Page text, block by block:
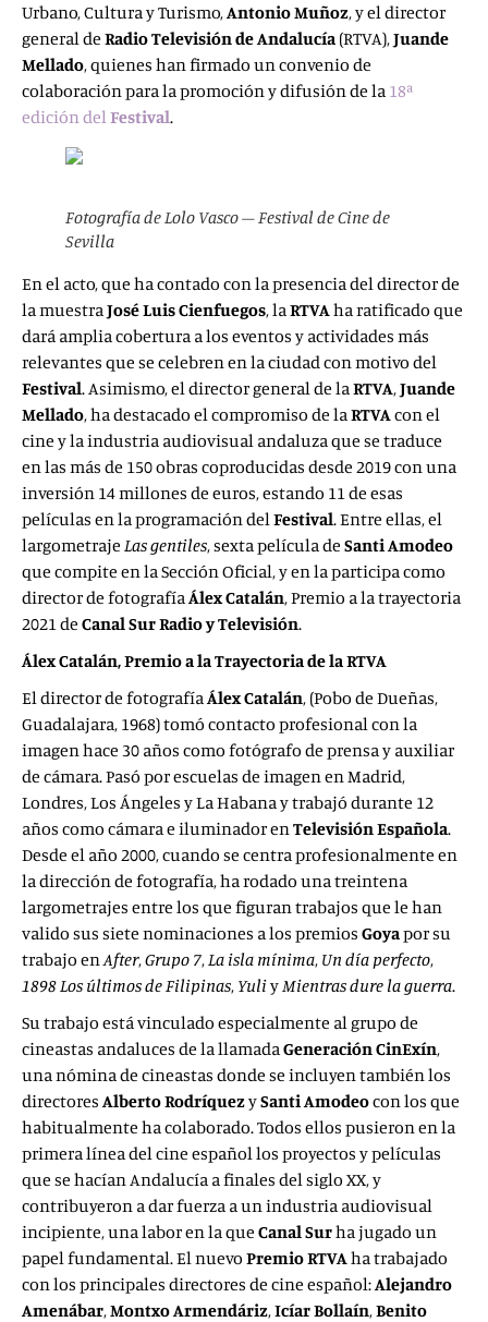
Urbano, Cultura y Turismo,Antonio Muñoz, y el director
general de Radio Televisión de Andalucía (RTVA),Juande
Mellado, quienes han firmado un convenio de
colaboración para la promoción y difusión de la 18ª
edición delFestival.
Fotografía de Lolo Vasco – Festival de Cine de
Sevilla
En el acto, que ha contado con la presencia del director de
la muestraJosé Luis Cienfuegos, laRTVAha ratificado que
dará amplia cobertura a los eventos y actividades más
relevantes que se celebren en la ciudad con motivo del
Festival. Asimismo, el director general de laRTVA,Juande
Mellado, ha destacado el compromiso de laRTVAcon el
cine y la industria audiovisual andaluza que se traduce
en las más de 150 obras coproducidas desde 2019 con una
inversión 14 millones de euros, estando 11 de esas
películas en la programación delFestival. Entre ellas, el
largometraje Las gentiles, sexta película de Santi Amodeo
que compite en la Sección Oficial, y en la participa como
director de fotografíaÁlex Catalán, Premio a la trayectoria
2021 de Canal Sur Radio y Televisión.
Álex Catalán, Premio a la Trayectoria de la RTVA
El director de fotografíaÁlex Catalán, (Pobo de Dueñas,
Guadalajara, 1968) tomó contacto profesional con la
imagen hace 30 años como fotógrafo de prensa y auxiliar
de cámara. Pasó por escuelas de imagen en Madrid,
Londres, Los Ángeles y La Habana y trabajó durante 12
años como cámara e iluminador enTelevisión Española.
Desde el año 2000, cuando se centra profesionalmente en
la dirección de fotografía, ha rodado una treintena
largometrajes entre los que figuran trabajos que le han
valido sus siete nominaciones a los premios Goyapor su
trabajo enAfter,Grupo 7,La isla mínima, Un día perfecto,
1898 Los últimos de Filipinas, YuliyMientras dure la guerra.
Su trabajo está vinculado especialmente al grupo de
cineastas andaluces de la llamadaGeneración CinExín,
una nómina de cineastas donde se incluyen también los
directoresAlbertoRodríquezySanti Amodeocon los que
habitualmente ha colaborado. Todos ellos pusieron en la
primera línea del cine español los proyectos y películas
que se hacían Andalucía a finales del siglo XX, y
contribuyeron a dar fuerza a un industria audiovisual
incipiente, una labor en la que Canal Surha jugado un
papel fundamental. El nuevo Premio RTVAha trabajado
con los principales directores de cine español:Alejandro
Amenábar,Montxo Armendáriz,IcíarBollaín,Benito